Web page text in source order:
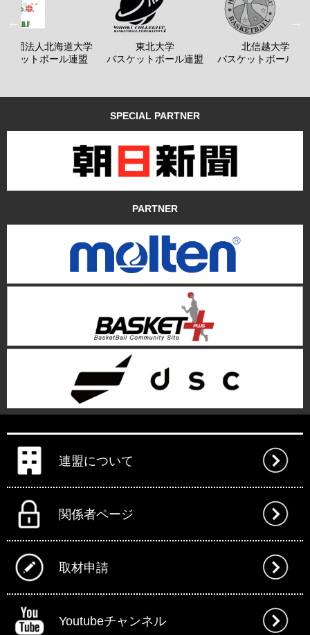
社団法人北海道大学
ケットボール連盟
東北大学
バスケットボール連盟
北信越大学
バスケットボール連
SPECIAL PARTNER
PARTNER
連盟について
関係者ページ
取材申請
Youtubeチャンネル